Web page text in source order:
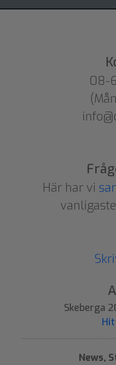
08-
Här har vi
Skeberga
News,